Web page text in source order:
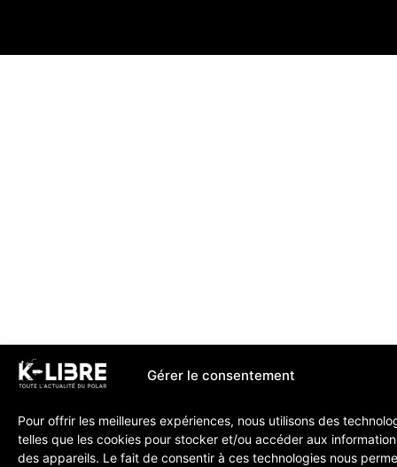
Gérer le consentement
Pour offrir les meilleures expériences, nous utilisons des
telles que les cookies pour stocker et/ou accéder aux
des appareils. Le fait de consentir à ces technologies nous